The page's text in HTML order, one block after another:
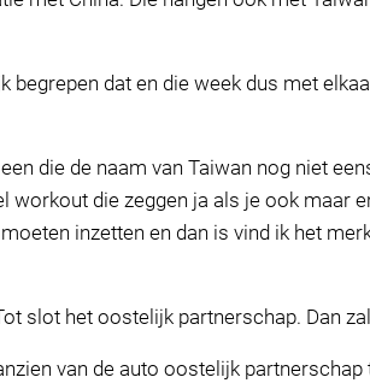
begrepen dat en die week dus met
die de naam van Taiwan nog niet
workout die zeggen ja als je ook maar
inzetten en dan is vind ik het
slot het oostelijk partnerschap. Dan
van de auto oostelijk partnerschap